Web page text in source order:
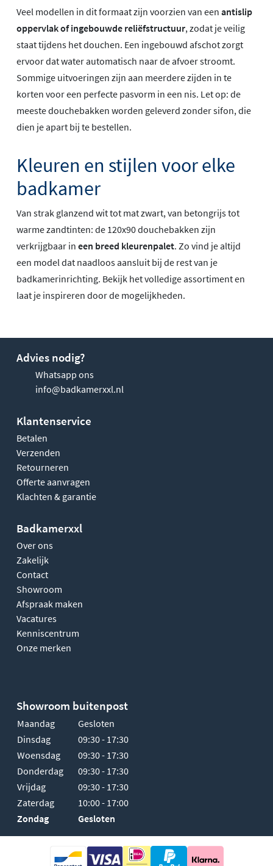
Veel modellen in dit formaat zijn voorzien van een antislip
oppervlak of ingebouwde reliëfstructuur, zodat je veilig
staat tijdens het douchen. Een ingebouwd afschot zorgt
ervoor dat water automatisch naar de afvoer stroomt.
Sommige uitvoeringen zijn aan meerdere zijden in te
korten voor een perfecte pasvorm in een nis. Let op: de
meeste douchebakken worden geleverd zonder sifon, die
dien je apart bij te bestellen.
Kleuren en stijlen voor elke
badkamer
Van strak glanzend wit tot mat zwart, van betongrijs tot
warme zandtinten: de 120x90 douchebakken zijn
verkrijgbaar in een breed kleurenpalet. Zo vind je altijd
een model dat naadloos aansluit bij de rest van je
badkamerinrichting. Bekijk het volledige assortiment en
laat je inspireren door de mogelijkheden.
Advies nodig?
Whatsapp ons
info@badkamerxxl.nl
Klantenservice
Betalen
Verzenden
Retourneren
Offerte aanvragen
Klachten & garantie
Badkamerxxl
Over ons
Zakelijk
Contact
Showroom
Afspraak maken
Vacatures
Kenniscentrum
Onze merken
Showroom buitenpost
Maandag
Gesloten
Dinsdag
09:30 - 17:30
Woensdag
09:30 - 17:30
Donderdag
09:30 - 17:30
Vrijdag
09:30 - 17:30
Zaterdag
10:00 - 17:00
Zondag
Gesloten